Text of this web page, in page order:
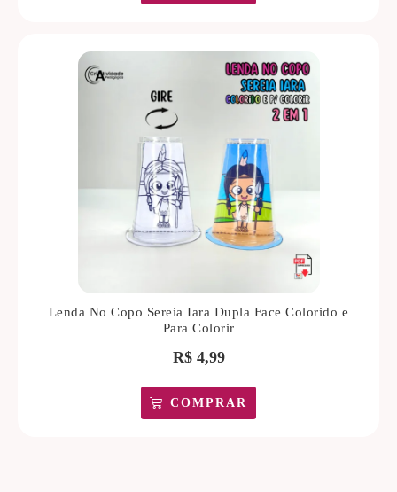
Lenda No Copo Sereia Iara Dupla Face Colorido e
Para Colorir
R$4,99
COMPRAR